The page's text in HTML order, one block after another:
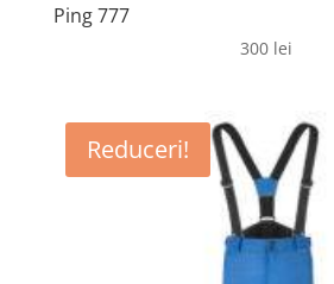
Ping 777
300 lei
Reduceri!